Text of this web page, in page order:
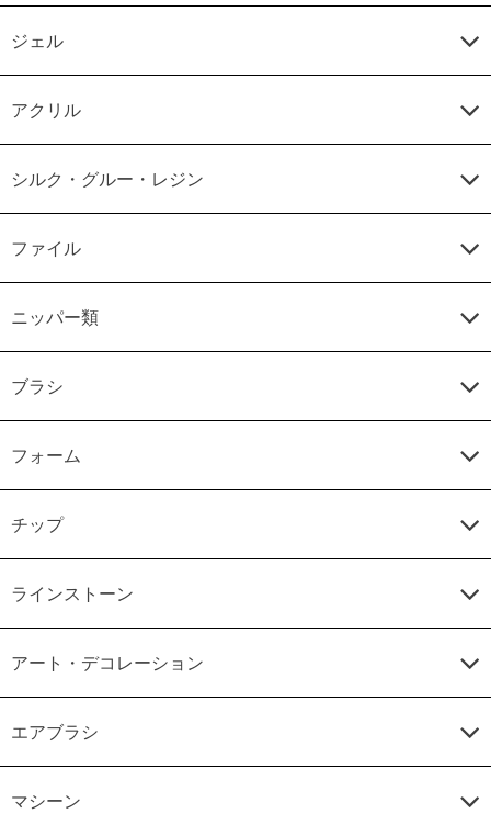
ジェル
アクリル
シルク・グルー・レジン
ファイル
ニッパー類
ブラシ
フォーム
チップ
ラインストーン
アート・デコレーション
エアブラシ
マシーン